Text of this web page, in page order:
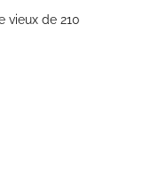
vieux de 210